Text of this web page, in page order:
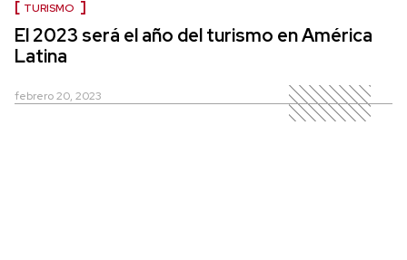
TURISMO
El 2023 será el año del turismo en América
Latina
febrero 20, 2023